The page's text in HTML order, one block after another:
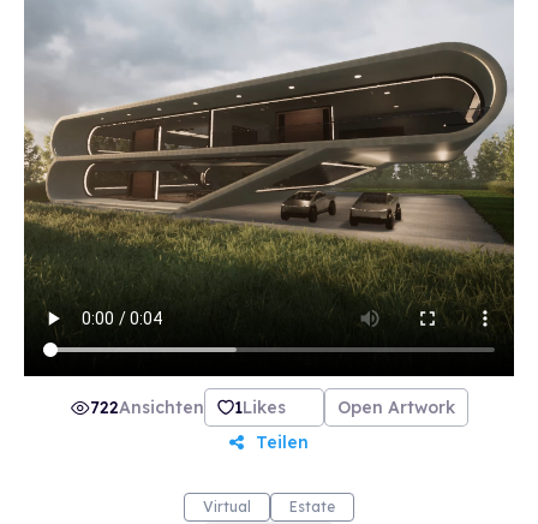
722Ansichten 1Likes
Open Artwork
Teilen
Virtual Estate